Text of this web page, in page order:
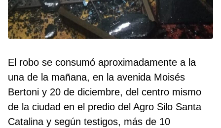
El robo se consumó aproximadamente a la
una de la mañana, en la avenida Moisés
Bertoni y 20 de diciembre, del centro mismo
de la ciudad en el predio del Agro Silo Santa
Catalina y según testigos, más de 10